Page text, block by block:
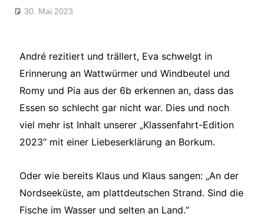
30. Mai 2023
André rezitiert und trällert, Eva schwelgt in
Erinnerung an Wattwürmer und Windbeutel und
Romy und Pia aus der 6b erkennen an, dass das
Essen so schlecht gar nicht war. Dies und noch
viel mehr ist Inhalt unserer „Klassenfahrt-Edition
2023“ mit einer Liebeserklärung an Borkum.
Oder wie bereits Klaus und Klaus sangen: „An der
Nordseeküste, am plattdeutschen Strand. Sind die
Fische im Wasser und selten an Land.“